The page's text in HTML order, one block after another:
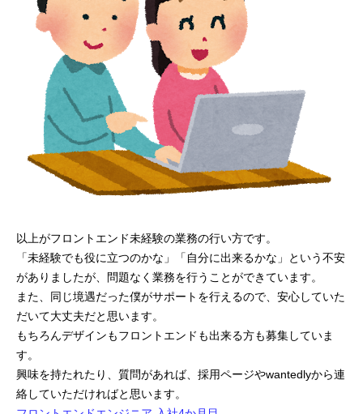
以上がフロントエンド未経験の業務の行い方です。
「未経験でも役に立つのかな」「自分に出来るかな」という不安
がありましたが、問題なく業務を行うことができています。
また、同じ境遇だった僕がサポートを行えるので、安心していた
だいて大丈夫だと思います。
もちろんデザインもフロントエンドも出来る方も募集していま
す。
興味を持たれたり、質問があれば、採用ページやwantedlyから連
絡していただければと思います。